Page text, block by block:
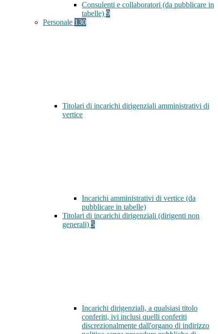
Consulenti e collaboratori (da pubblicare in
tabelle) 9
Personale 130
Titolari di incarichi dirigenziali amministrativi di
vertice
Incarichi amministrativi di vertice (da
pubblicare in tabelle)
Titolari di incarichi dirigenziali (dirigenti non
generali) 5
Incarichi dirigenziali, a qualsiasi titolo
conferiti, ivi inclusi quelli conferiti
discrezionalmente dall'organo di indirizzo